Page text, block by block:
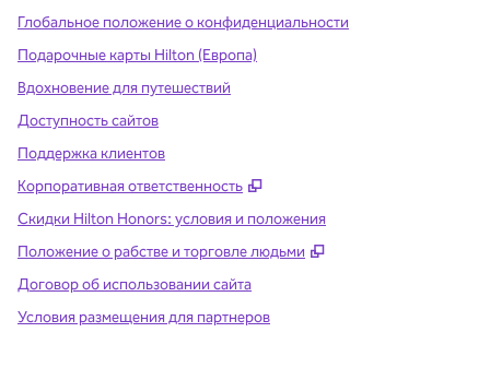
Глобальное положение о конфиденциальности
Подарочные карты Hilton (Европа)
Вдохновение для путешествий
Доступность сайтов
Поддержка клиентов
Корпоративная ответственность
,
Скидки Hilton Honors: условия и положения
Положение о рабстве и торговле людьми
,
Договор об использовании сайта
Условия размещения для партнеров